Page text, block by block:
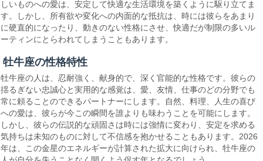
しいものへの愛は、安定して快適な生活環境を築くように駆り立てま
す。しかし、所有欲や変化への内面的な抵抗は、時には彼らをあまり
に硬直的になったり、動きのない性格にさせ、快適だが制限の多いル
ーティンにとらわれてしまうこともあります。
牡牛座の性格特性
牡牛座の人は、忍耐強く、献身的で、深く官能的な性格です。彼らの
揺るぎない忠誠心と実用的な感覚は、愛、友情、仕事のどの分野でも
常に頼ることのできるパートナーにします。自然、料理、人生の喜び
への愛は、彼らが今この瞬間を誰よりも味わうことを可能にします。
しかし、彼らの伝説的な頑固さは時には強情に変わり、安定を求める
気持ちは未知のものに対して不信感を抱かせることもあります。2026
年は、この金星のエネルギーが計算された拡大に向けられ、牡牛座の